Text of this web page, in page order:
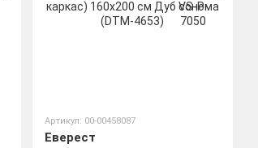
Артикул: 00-00458087
Еверест